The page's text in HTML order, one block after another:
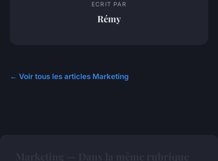
ECRIT PAR
Rémy
← Voir tous les articles Marketing